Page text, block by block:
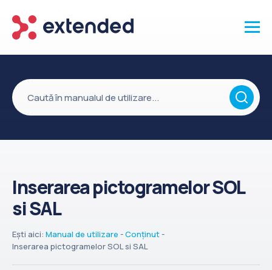
Produse
Vanzari și clienti
Marketing și promotii
Conținut
Setări
Servicii
API
Înapoi la site
Inserarea pictogramelor SOL
si SAL
Ești aici: Manual de utilizare -Conținut-
Inserarea pictogramelor SOL si SAL